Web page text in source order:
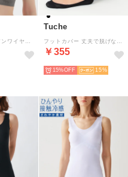
Tuche
￥355
15% 15